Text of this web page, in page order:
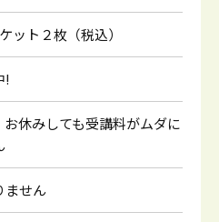
ット２枚（税込）
!
お休みしても受講料がムダに
ません